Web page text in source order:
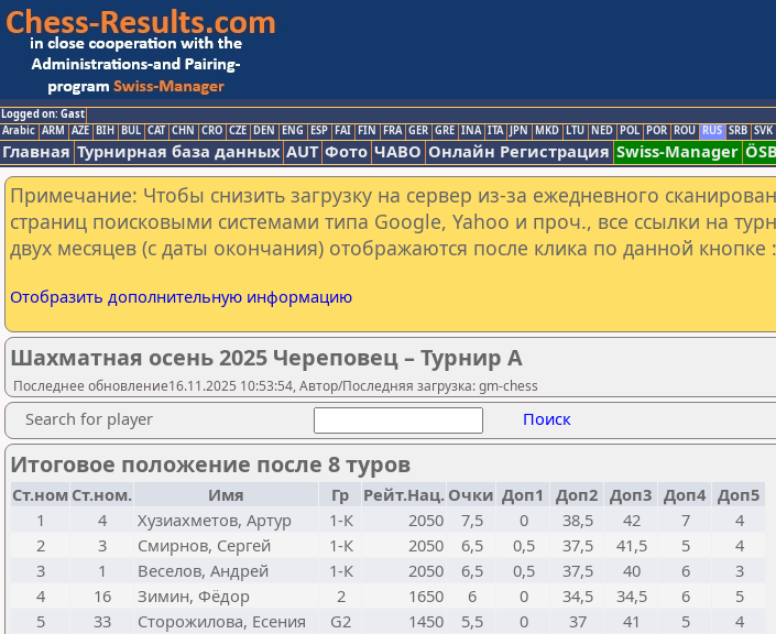
Logged on: Gast
Arabic ARM AZE BIH BUL CAT CHN CRO CZE DEN ENG ESP FAI FIN FRA GER GRE INA ITA JPN MKD LTU NED POL POR ROU RUS SRB SVK
Главная Турнирная база данных AUT Фото ЧАВО Онлайн Регистрация Swiss-Manager ÖSB
Примечание: Чтобы снизить загрузку на сервер из-за ежедневного
страниц поисковыми системами типа Google, Yahoo и проч., все ссылки на
двух месяцев (с даты окончания) отображаются после клика по данной кнопке :
Отобразить дополнительную информацию
Шахматная осень 2025 Череповец – Турнир А
Последнее обновление16.11.2025 10:53:54, Автор/Последняя загрузка: gm-chess
Search for player Поиск
Итоговое положение после 8 туров
Ст.ном Ст.ном. Имя Гр Рейт.Нац. Очки Доп1 Доп2 Доп3 Доп4 Доп5
1
4 Хузиахметов, Артур 1-К 2050 7,5 0 38,5 42 7
4
2
3 Смирнов, Сергей 1-К 2050 6,5 0,5 37,5 41,5 5
4
3
1 Веселов, Андрей 1-К 2050 6,5 0,5 37,5 40 6
3
4
16 Зимин, Фёдор 2 1650 6 0 34,5 34,5 6
5
5
33 Сторожилова, Есения G2 1450 5,5 0 37 41 5
4